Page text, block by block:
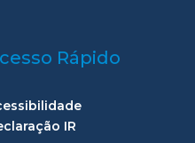
Rápido
IR